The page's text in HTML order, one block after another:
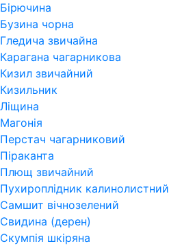
Бірючина
Бузина чорна
Гледича звичайна
Карагана чагарникова
Кизил звичайний
Кизильник
Ліщина
Магонія
Перстач чагарниковий
Піраканта
Плющ звичайний
Пухироплідник калинолистний
Самшит вічнозелений
Свидина (дерен)
Скумпія шкіряна